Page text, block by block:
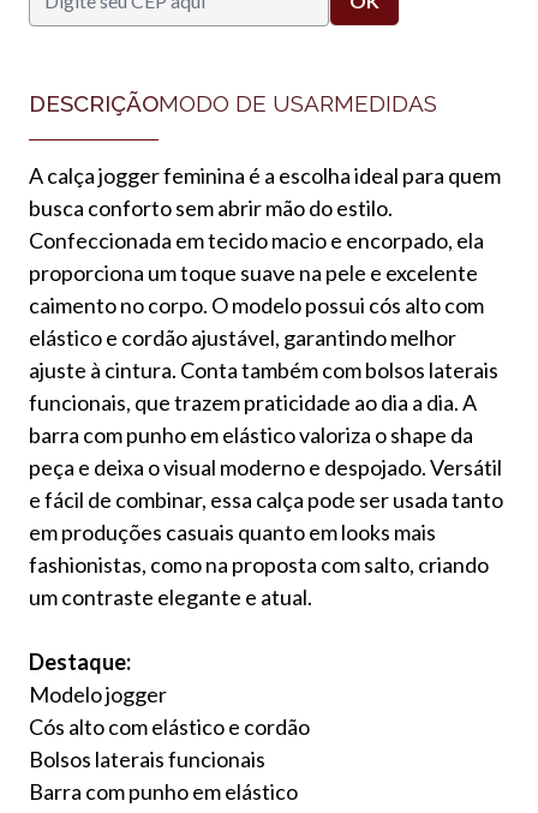
DESCRIÇÃOMODO DE USARMEDIDAS
A calça jogger feminina é a escolha ideal para quem
busca conforto sem abrir mão do estilo.
Confeccionada em tecido macio e encorpado, ela
proporciona um toque suave na pele e excelente
caimento no corpo. O modelo possui cós alto com
elástico e cordão ajustável, garantindo melhor
ajuste à cintura. Conta também com bolsos laterais
funcionais, que trazem praticidade ao dia a dia. A
barra com punho em elástico valoriza o shape da
peça e deixa o visual moderno e despojado. Versátil
e fácil de combinar, essa calça pode ser usada tanto
em produções casuais quanto em looks mais
fashionistas, como na proposta com salto, criando
um contraste elegante e atual.
Destaque:
Modelo jogger
Cós alto com elástico e cordão
Bolsos laterais funcionais
Barra com punho em elástico